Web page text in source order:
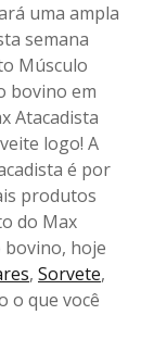
uma ampla
semana
Músculo
bovino em
Atacadista
logo! A
é por
produtos
do Max
bovino, hoje
, Sorvete,
o que você